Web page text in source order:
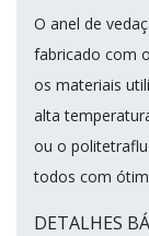
O anel de
fabricado com
os materiais
alta
ou o
todos com
DETALHES